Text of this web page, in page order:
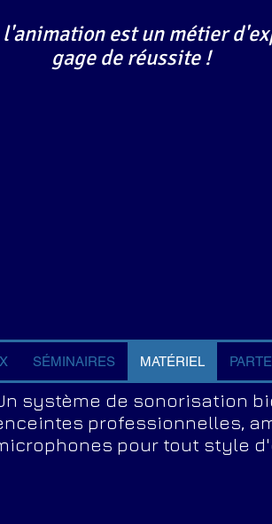
l'animation est un métier
gage de réussite !
SÉMINAIRES MATÉRIEL
système de sonorisation
professionnelles,
pour tout style